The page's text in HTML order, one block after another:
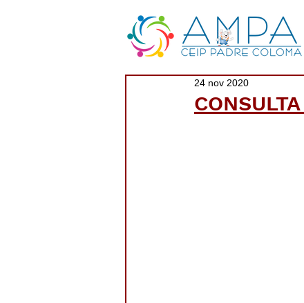
24 nov 2020